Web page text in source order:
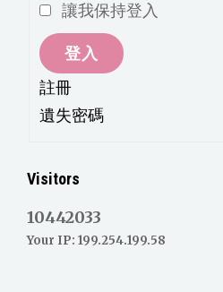
讓我保持登入
登入
註冊
遺失密碼
Visitors
10442033
Your IP: 199.254.199.58